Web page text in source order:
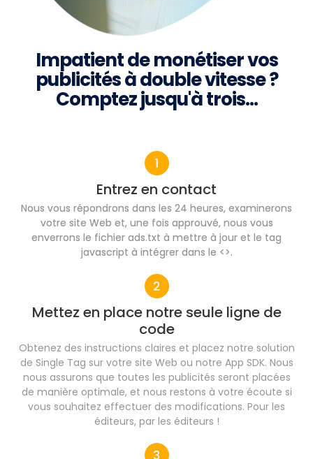
Impatient de monétiser vos
publicités à double vitesse ?
Comptez jusqu'à trois…
Entrez en contact
Nous vous répondrons dans les 24 heures, examinerons
votre site Web et, une fois approuvé, nous vous
enverrons le fichier ads.txt à mettre à jour et le tag
javascript à intégrer dans le <>.
Mettez en place notre seule ligne de
code​
Obtenez des instructions claires et placez notre solution
de Single Tag sur votre site Web ou notre App SDK. Nous
nous assurons que toutes les publicités seront placées
de manière optimale, et nous restons à votre écoute si
vous souhaitez effectuer des modifications. Pour les
éditeurs, par les éditeurs !